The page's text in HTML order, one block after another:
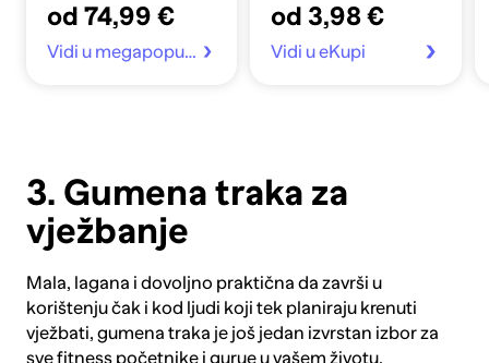
od 74,99 €
Vidi u megapopust.hr
od 3,98 €
Vidi u eKupi
3. Gumena traka za
vježbanje
Mala, lagana i dovoljno praktična da završi u
korištenju čak i kod ljudi koji tek planiraju krenuti
vježbati, gumena traka je još jedan izvrstan izbor za
sve fitness početnike i gurue u vašem životu.